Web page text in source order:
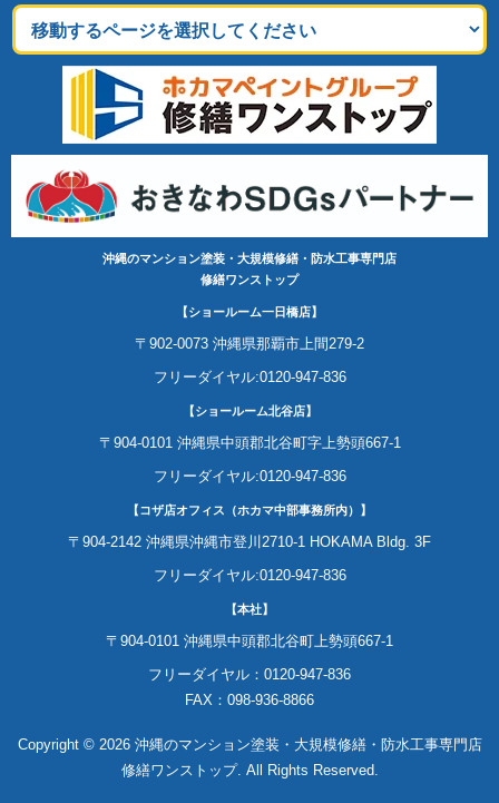
沖縄のマンション塗装・大規模修繕・防水工事専門店
修繕ワンストップ
【ショールーム一日橋店】
〒902-0073 沖縄県那覇市上間279-2
フリーダイヤル:0120-947-836
【ショールーム北谷店】
〒904-0101 沖縄県中頭郡北谷町字上勢頭667-1
フリーダイヤル:0120-947-836
【コザ店オフィス（ホカマ中部事務所内）】
〒904-2142 沖縄県沖縄市登川2710-1 HOKAMA Bldg. 3F
フリーダイヤル:0120-947-836
【本社】
〒904-0101 沖縄県中頭郡北谷町上勢頭667-1
フリーダイヤル：0120-947-836
FAX：098-936-8866
Copyright © 2026 沖縄のマンション塗装・大規模修繕・防水工事専門店
修繕ワンストップ. All Rights Reserved.